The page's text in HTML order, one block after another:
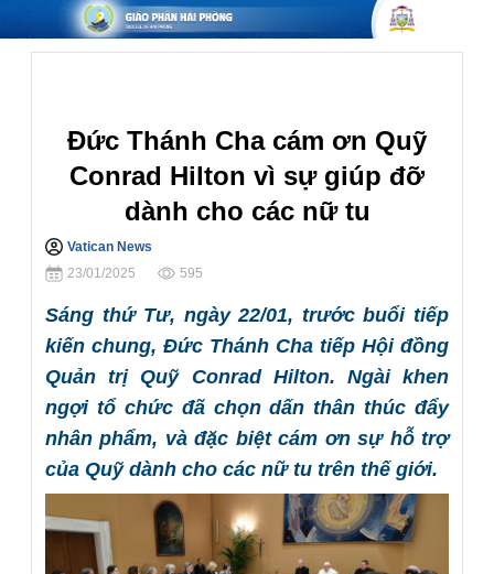
Đức Thánh Cha cám ơn Quỹ
Conrad Hilton vì sự giúp đỡ
dành cho các nữ tu
Vatican News
23/01/2025
595
Sáng thứ Tư, ngày 22/01, trước buổi tiếp
kiến chung, Đức Thánh Cha tiếp Hội đồng
Quản trị Quỹ Conrad Hilton. Ngài khen
ngợi tổ chức đã chọn dấn thân thúc đẩy
nhân phẩm, và đặc biệt cám ơn sự hỗ trợ
của Quỹ dành cho các nữ tu trên thế giới.